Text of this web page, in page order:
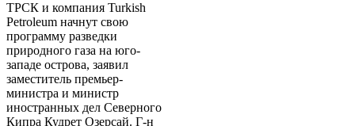
ТРСК и компания Turkish
Petroleum начнут свою
программу разведки
природного газа на юго-
западе острова, заявил
заместитель премьер-
министра и министр
иностранных дел Северного
Кипра Кудрет Озерсай. Г-н